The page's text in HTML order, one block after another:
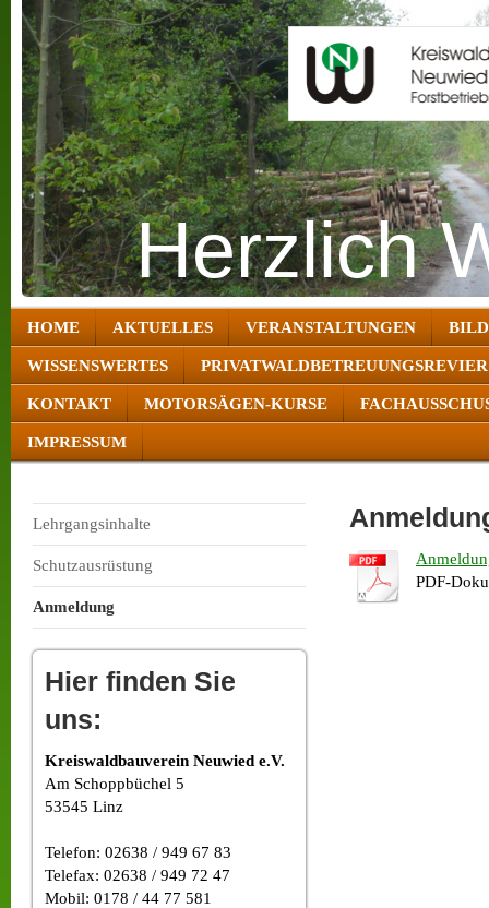
Herzlich
HOME AKTUELLES VERANSTALTUNGEN
WISSENSWERTES
KONTAKT MOTORSÄGEN-KURSE
IMPRESSUM
Lehrgangsinhalte
Schutzausrüstung
Anmeldung
Hier finden Sie
uns:
Kreiswaldbauverein Neuwied e.V.
Am Schoppbüchel 5
53545 Linz
Telefon: 02638 / 949 67 83
Telefax: 02638 / 949 72 47
Mobil: 0178 / 44 77 581
PDF-